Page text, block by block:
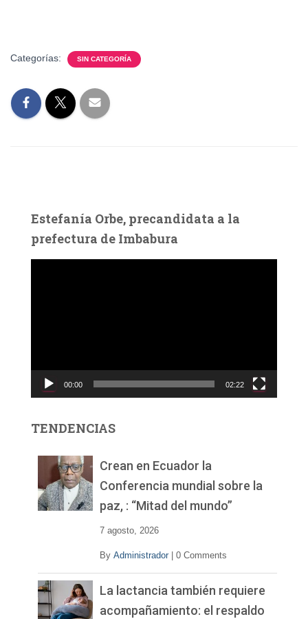
Categorías: SIN CATEGORÍA
Estefanía Orbe, precandidata a la
prefectura de Imbabura
c
d
00:00 02:22
TENDENCIAS
Crean en Ecuador la
Conferencia mundial sobre la
paz, : “Mitad del mundo”
7 agosto, 2026
By Administrador 0 Comments
La lactancia también requiere
acompañamiento: el respaldo